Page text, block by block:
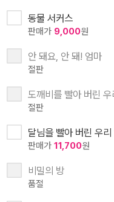
동물 서커스
판매가 9,000원
안 돼요, 안 돼! 엄마
절판
도깨비를 빨아 버린
절판
달님을 빨아 버린 우
판매가 11,700원
비밀의 방
품절